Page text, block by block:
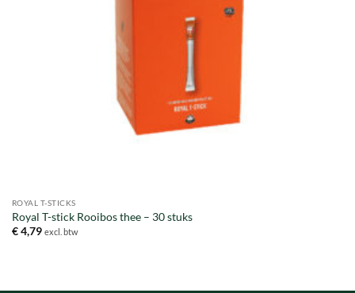
ROYAL T-STICKS
Royal T-stick Rooibos thee – 30 stuks
€4,79 excl. btw